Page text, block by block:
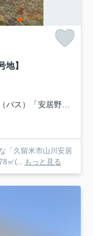
】
安居野」バス停下車 徒歩5分
「久留米市山川安居
㎡(... もっと見る